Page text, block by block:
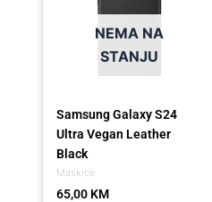
NEMA NA
STANJU
Maskice
Samsung Galaxy S24
Ultra Vegan Leather
Black
65,00 KM